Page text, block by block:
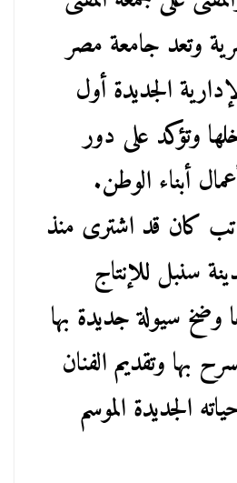
وتعد جامعة مصر
الجديدة أول
وتؤكد على دور
أبناء الوطن.
كان قد اشترى منذ
سنبل للإنتاج
وضخ سيولة جديدة بها
بها وتقديم الفنان
الجديدة الموسم